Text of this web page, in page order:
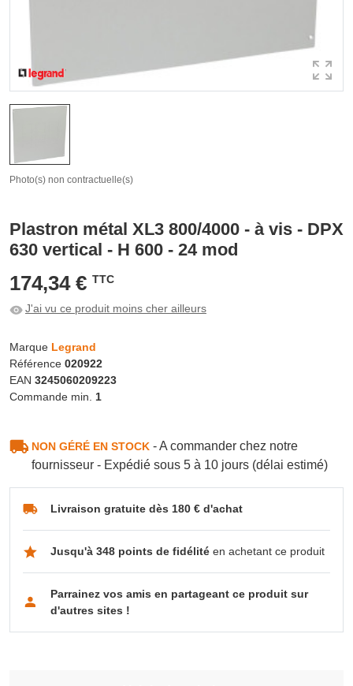
Photo(s) non contractuelle(s)
Plastron métal XL3 800/4000 - à vis - DPX
630 vertical - H 600 - 24 mod
174,34 € TTC
J'ai vu ce produit moins cher ailleurs
Marque Legrand
Référence 020922
EAN 3245060209223
Commande min. 1
NON GÉRÉ EN STOCK- A commander chez notre
fournisseur - Expédié sous 5 à 10 jours (délai estimé)
Livraison gratuite dès 180 € d'achat
Jusqu'à 348 points de fidélitéen achetant ce produit
Parrainez vos amis en partageant ce produit sur
d'autres sites !